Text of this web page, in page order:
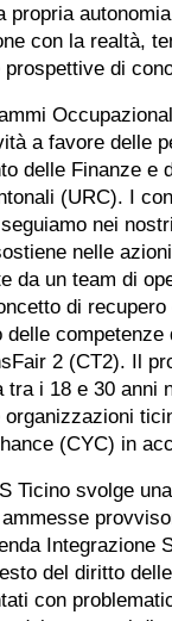
propria
con la realtà,
di
a favore delle
delle Finanze e
(URC). I
nei
nelle
da un team di
di
2 (CT2). Il
i 18 e 30
(CYC) in
Ticino svolge
del diritto
con